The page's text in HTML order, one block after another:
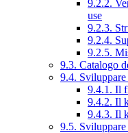
9.2.2.
use
9.2.3.
9.2.4.
9.2.5.
9.3. Catalogo
9.4.
9.4.1. Il
9.4.2. Il
9.4.3. Il
9.5.